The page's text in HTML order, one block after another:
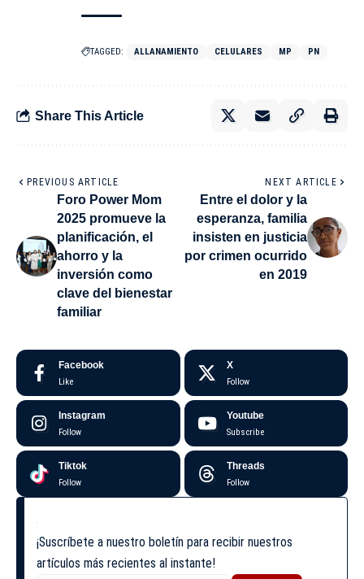
TAGGED: ALLANAMIENTO CELULARES MP PN
Share This Article
PREVIOUS ARTICLE
Foro Power Mom
2025 promueve la
planificación, el
ahorro y la
inversión como
clave del bienestar
familiar
NEXT ARTICLE
Entre el dolor y la
esperanza, familia
insisten en justicia
por crimen ocurrido
en 2019
Facebook
Like
X
Follow
Instagram
Follow
Youtube
Subscribe
Tiktok
Follow
Threads
Follow
¡Suscríbete a nuestro boletín para recibir nuestros
artículos más recientes al instante!